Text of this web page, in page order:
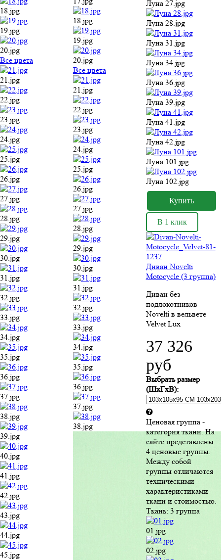
18.jpg
19.jpg
20.jpg
Все цвета
21.jpg
22.jpg
23.jpg
24.jpg
25.jpg
26.jpg
27.jpg
28.jpg
29.jpg
30.jpg
31.jpg
32.jpg
33.jpg
34.jpg
35.jpg
36.jpg
37.jpg
38.jpg
39.jpg
40.jpg
41.jpg
42.jpg
43.jpg
44.jpg
45.jpg
18.jpg
19.jpg
20.jpg
Все цвета
21.jpg
22.jpg
23.jpg
24.jpg
25.jpg
26.jpg
27.jpg
28.jpg
29.jpg
30.jpg
31.jpg
32.jpg
33.jpg
34.jpg
35.jpg
36.jpg
37.jpg
38.jpg
Луна 27.jpg
Луна 28.jpg
Луна 31.jpg
Луна 34.jpg
Луна 36.jpg
Луна 39.jpg
Луна 41.jpg
Луна 42.jpg
Луна 101.jpg
Луна 102.jpg
В 1 клик
Диван Novelti
Motocycle (3 группа)
Диван без
подлокотников
Novelti в вельвете
Velvet Lux
37 326
руб
Выбрать размер
(ШхГхВ):
Ценовая группа -
категория ткани. На
сайте представлены
4 ценовые группы.
Между собой
группы отличаются
техническими
характеристиками
ткани и стоимостью.
Ткань: 3 группа
01.jpg
02.jpg